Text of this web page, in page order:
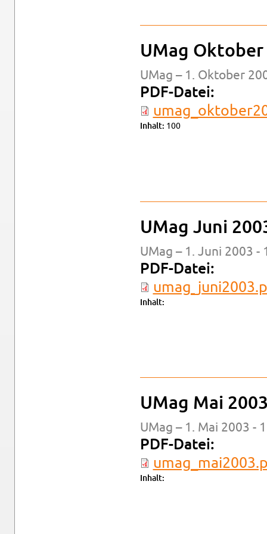
UMag Ok­to­ber
UMag – 1. Ok­to­ber
PDF-Da­tei:
In­halt: 100
UMag Juni
UMag – 1. Juni 2003 -
PDF-Da­tei:
In­halt:
UMag Mai
UMag – 1. Mai 2003 -
PDF-Da­tei:
In­halt: